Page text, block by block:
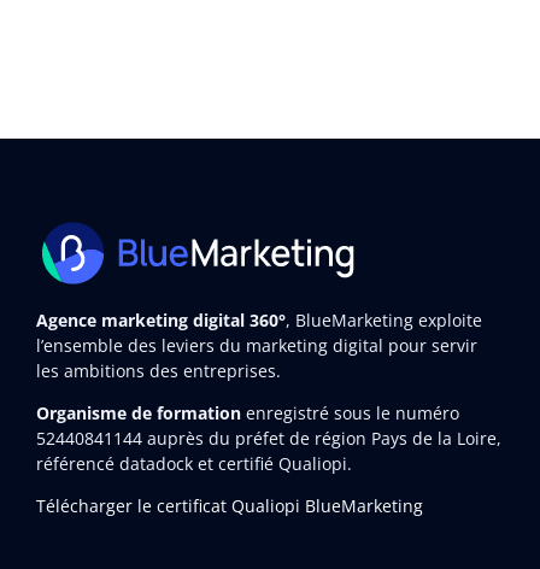
Agence marketing digital 360°, BlueMarketing exploite
l’ensemble des leviers du marketing digital pour servir
les ambitions des entreprises.
Organisme de formation enregistré sous le numéro
52440841144auprès du préfet de région Pays de la Loire,
référencé datadock et certifié Qualiopi.
Télécharger le certificat Qualiopi BlueMarketing